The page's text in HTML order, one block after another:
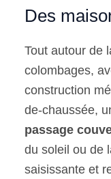
Des
Tout autour de
colombages,
construction
de-chaussée,
passage
du soleil ou de
saisissante et